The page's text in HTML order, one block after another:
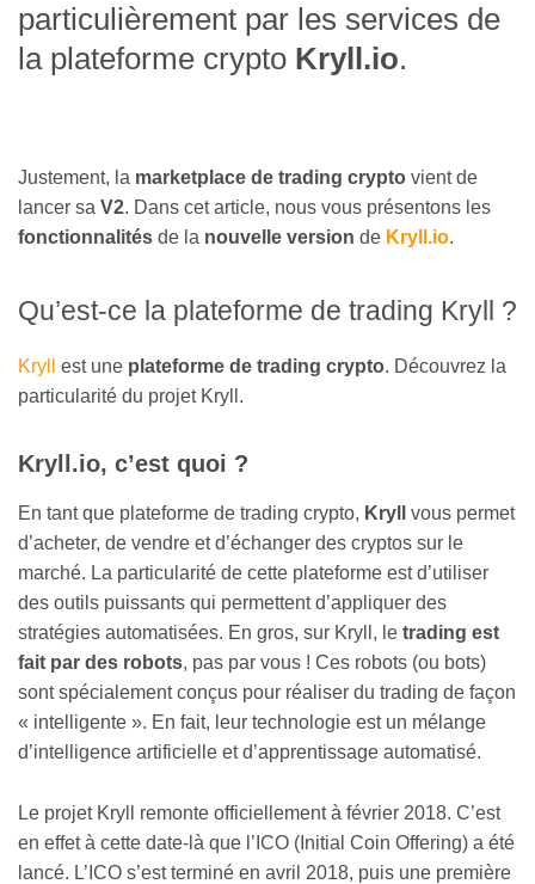
particulièrement par les services de
la plateforme crypto Kryll.io.
Justement, la marketplace de trading crypto vient de
lancer sa V2. Dans cet article, nous vous présentons les
fonctionnalités de la nouvelle version de Kryll.io.
​Qu’est-ce la plateforme de trading Kryll ?
Kryll est une plateforme de trading crypto. Découvrez la
particularité du projet Kryll.
​Kryll.io, c’est quoi ?
En tant que plateforme de trading crypto, Kryll
vous permet
d’acheter, de vendre et d’échanger des cryptos sur le
marché. La particularité de cette plateforme est d’utiliser
des outils puissants qui permettent d’appliquer des
stratégies automatisées. En gros, sur Kryll, le trading est
fait par des robots, pas par vous ! Ces robots (ou bots)
sont spécialement conçus pour réaliser du trading de façon
« intelligente ». En fait, leur technologie est un mélange
d’intelligence artificielle et d’apprentissage automatisé.
Le projet Kryll remonte officiellement à février 2018. C’est
en effet à cette date-là que l’ICO (Initial Coin Offering) a été
lancé. L’ICO s’est terminé en avril 2018, puis une première